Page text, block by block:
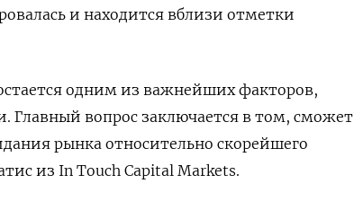
и находится вблизи отметки
одним из важнейших факторов,
вопрос заключается в том, сможет
рынка относительно скорейшего
из In Touch Capital Markets.